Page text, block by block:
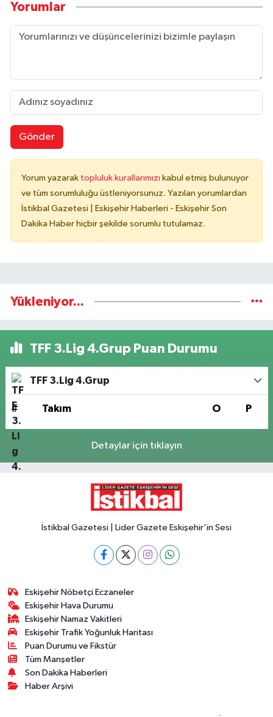
Yorumlar
Gönder
Yorum yazarak topluluk kurallarımızı kabul etmiş bulunuyor
ve tüm sorumluluğu üstleniyorsunuz. Yazılan yorumlardan
İstikbal Gazetesi | Eskişehir Haberleri - Eskişehir Son
Dakika Haber hiçbir şekilde sorumlu tutulamaz.
Yükleniyor...
TFF 3.Lig 4.Grup Puan Durumu
TFF 3.Lig 4.Grup
# Takım O P
Detaylar için tıklayın
İstikbal Gazetesi | Lider Gazete Eskişehir'in Sesi
Eskişehir Nöbetçi Eczaneler
Eskişehir Hava Durumu
Eskişehir Namaz Vakitleri
Eskişehir Trafik Yoğunluk Haritası
Puan Durumu ve Fikstür
Tüm Manşetler
Son Dakika Haberleri
Haber Arşivi